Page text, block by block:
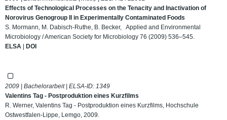
Effects of Technological Processes on the Tenacity and Inactivation of
Norovirus Genogroup II in Experimentally Contaminated Foods
S. Mormann, M. Dabisch-Ruthe, B. Becker, Applied and Environmental
Microbiology / American Society for Microbiology 76 (2009) 536–545.
ELSA | DOI
2009 | Bachelorarbeit | ELSA-ID: 1349
Valentins Tag - Postproduktion eines Kurzfilms
R. Werner, Valentins Tag - Postproduktion eines Kurzfilms, Hochschule
Ostwestfalen-Lippe, Lemgo, 2009.